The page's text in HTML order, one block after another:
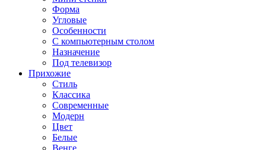
Форма
Угловые
Особенности
С компьютерным столом
Назначение
Под телевизор
Прихожие
Стиль
Классика
Современные
Модерн
Цвет
Белые
Венге